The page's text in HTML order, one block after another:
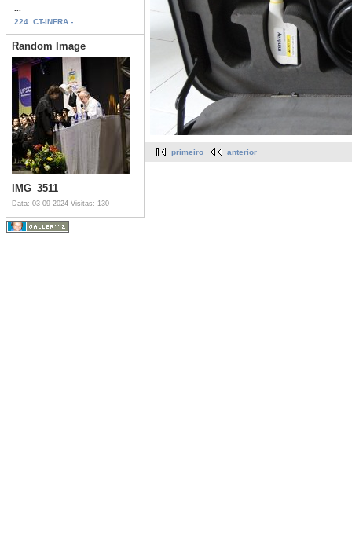
224. CT-INFRA - ...
Random Image
IMG_3511
Data: 03-09-2024 Visitas: 130
primeiro anterior